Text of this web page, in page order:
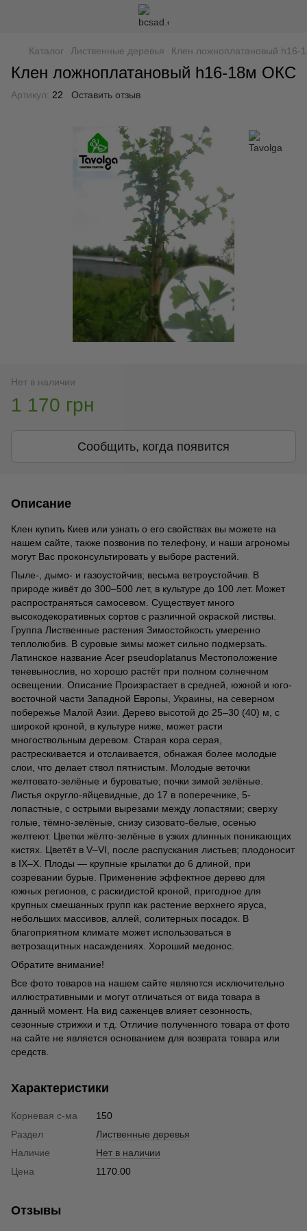
Каталог Лиственные деревья Клен ложноплатановый
Клен ложноплатановый h16-18м ОКС
Артикул: 22 Оставить отзыв
Нет в наличии
1 170 грн
Сообщить, когда появится
Описание
Клен купить Киев или узнать о его свойствах вы можете на
нашем сайте, также позвонив по телефону, и наши агрономы
могут Вас проконсультировать у выборе растений.
Пыле-, дымо- и газоустойчив; весьма ветроустойчив. В
природе живёт до 300–500 лет, в культуре до 100 лет. Может
распространяться самосевом. Существует много
высокодекоративных сортов с различной окраской листвы.
Группа Лиственные растения Зимостойкость умеренно
теплолюбив. В суровые зимы может сильно подмерзать.
Латинское название Acer pseudoplatanus Местоположение
теневынослив, но хорошо растёт при полном солнечном
освещении. Описание Произрастает в средней, южной и юго-
восточной части Западной Европы, Украины, на северном
побережье Малой Азии. Дерево высотой до 25–30 (40) м, с
широкой кроной, в культуре ниже, может расти
многоствольным деревом. Старая кора серая,
растрескивается и отслаивается, обнажая более молодые
слои, что делает ствол пятнистым. Молодые веточки
желтовато-зелёные и буроватые; почки зимой зелёные.
Листья округло-яйцевидные, до 17 в поперечнике, 5-
лопастные, с острыми вырезами между лопастями; сверху
голые, тёмно-зелёные, снизу сизовато-белые, осенью
желтеют. Цветки жёлто-зелёные в узких длинных поникающих
кистях. Цветёт в V–VI, после распускания листьев; плодоносит
в IX–X. Плоды — крупные крылатки до 6 длиной, при
созревании бурые. Применение эффектное дерево для
южных регионов, с раскидистой кроной, пригодное для
крупных смешанных групп как растение верхнего яруса,
небольших массивов, аллей, солитерных посадок. В
благоприятном климате может использоваться в
ветрозащитных насаждениях. Хороший медонос.
Обратите внимание!
Все фото товаров на нашем сайте являются исключительно
иллюстративными и могут отличаться от вида товара в
данный момент. На вид саженцев влияет сезонность,
сезонные стрижки и т.д. Отличие полученного товара от фото
на сайте не является основанием для возврата товара или
средств.
Характеристики
Корневая с-ма
150
Раздел
Лиственные деревья
Наличие
Нет в наличии
Цена
1170.00
Отзывы